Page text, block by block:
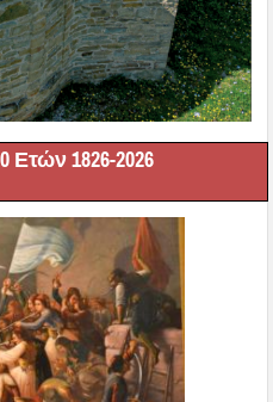
Ετών 1826-2026